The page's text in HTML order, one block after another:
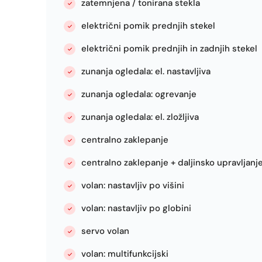
zatemnjena / tonirana stekla
električni pomik prednjih stekel
električni pomik prednjih in zadnjih stekel
zunanja ogledala: el. nastavljiva
zunanja ogledala: ogrevanje
zunanja ogledala: el. zložljiva
centralno zaklepanje
centralno zaklepanje + daljinsko
volan: nastavljiv po višini
volan: nastavljiv po globini
servo volan
volan: multifunkcijski